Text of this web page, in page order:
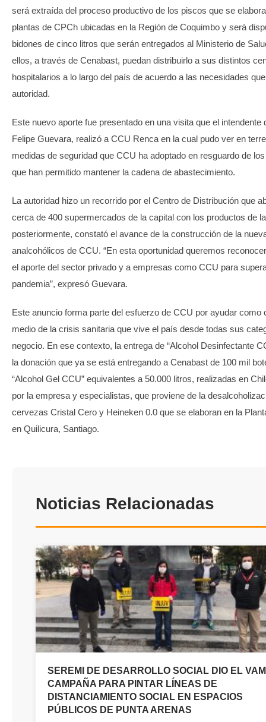
será extraída del proceso productivo de los piscos que se
plantas de CPCh ubicadas en la Región de Coquimbo y será
bidones de cinco litros que serán entregados al Ministerio de
ellos, a través de Cenabast, puedan distribuirlo a sus distintos
hospitalarios a lo largo del país de acuerdo a las necesidades
autoridad.
Este nuevo aporte fue presentado en una visita que el intendente
Felipe Guevara, realizó a CCU Renca en la cual pudo ver en
medidas de seguridad que CCU ha adoptado en resguardo de
que han permitido mantener la cadena de abastecimiento.
La autoridad hizo un recorrido por el Centro de Distribución que
cerca de 400 supermercados de la capital con los productos de
posteriormente, constató el avance de la construcción de la
analcohólicos de CCU. “En esta oportunidad queremos
el aporte del sector privado y a empresas como CCU para
pandemia”, expresó Guevara.
Este anuncio forma parte del esfuerzo de CCU por ayudar como
medio de la crisis sanitaria que vive el país desde todas sus
negocio. En ese contexto, la entrega de “Alcohol Desinfectante
la donación que ya se está entregando a Cenabast de 100 mil
“Alcohol Gel CCU” equivalentes a 50.000 litros, realizadas en
por la empresa y especialistas, que proviene de la
cervezas Cristal Cero y Heineken 0.0 que se elaboran en la
en Quilicura, Santiago.
Noticias Relacionadas
SEREMI DE DESARROLLO SOCIAL DIO EL
CAMPAÑA PARA PINTAR LÍNEAS DE
DISTANCIAMIENTO SOCIAL EN ESPACIOS
PÚBLICOS DE PUNTA ARENAS